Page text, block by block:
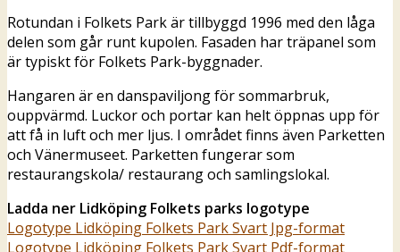
Rotundan i Folkets Park är tillbyggd 1996 med den låga
delen som går runt kupolen. Fasaden har träpanel som
är typiskt för Folkets Park-byggnader.
Hangaren är en danspaviljong för sommarbruk,
ouppvärmd. Luckor och portar kan helt öppnas upp för
att få in luft och mer ljus. I området finns även Parketten
och Vänermuseet. Parketten fungerar som
restaurangskola/ restaurang och samlingslokal.
Ladda ner Lidköping Folkets parks logotype
Logotype Lidköping Folkets Park Svart Jpg-format
Logotype Lidköping Folkets Park Svart Pdf-format